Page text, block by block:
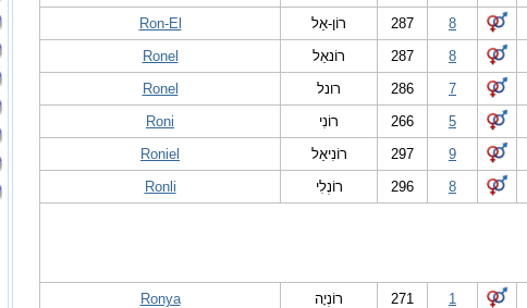
Ron-El
רוֹן-אֵל 287
8
Ronel
רוֹנאֵל 287
8
Ronel
רונל 286
7
Roni
רוֹנִי 266
5
Roniel
רוֹנִיאֵל 297
9
Ronli
רוֹנְלִי 296 8
Ronya רוֹנְיָה 271
1